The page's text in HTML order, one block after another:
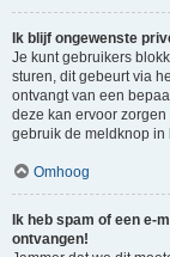
Ik blijf ongewenste
Je kunt gebruikers
sturen, dit gebeurt via
ontvangt van een
deze kan ervoor
gebruik de meldknop in
Omhoog
Ik heb spam of een e-
ontvangen!